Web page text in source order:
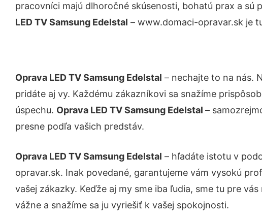
pracovníci majú dlhoročné skúsenosti, bohatú prax a sú
LED TV Samsung Edelstal – www.domaci-opravar.sk je
Oprava LED TV Samsung Edelstal – nechajte to na nás.
pridáte aj vy. Každému zákazníkovi sa snažíme
úspechu. Oprava LED TV Samsung Edelstal –
presne podľa vašich predstáv.
Oprava LED TV Samsung Edelstal – hľadáte istotu v
opravar.sk. Inak povedané, garantujeme vám vysokú
vašej zákazky. Keďže aj my sme iba ľudia, sme tu pre
vážne a snažíme sa ju vyriešiť k vašej spokojnosti.